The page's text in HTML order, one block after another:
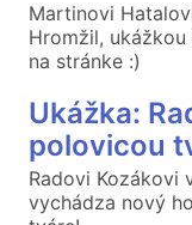
Martinovi
Hromžil,
na stránke :)
Ukážka:
polovicou
Radovi Kozákovi
vychádza nový